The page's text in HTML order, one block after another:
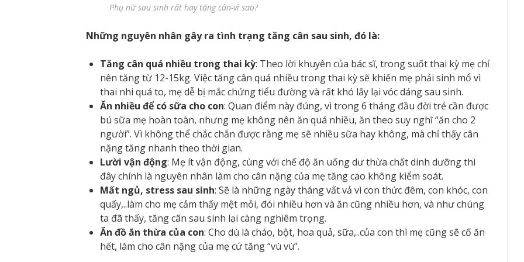
Phụ nữ sau sinh rất hay tăng cân-vì sao?
Những nguyên nhân gây ra tình trạng tăng cân sau sinh, đó là:
Tăng cân quá nhiều trong thai kỳ: Theo lời khuyên của bác sĩ, trong suốt thai kỳ mẹ chỉ
nên tăng từ 12-15kg. Việc tăng cân quá nhiều trong thai kỳ sẽ khiến mẹ phải sinh mổ vì
thai nhi quá to, mẹ dễ bị mắc chứng tiểu đường và rất khó lấy lại vóc dáng sau sinh.
Ăn nhiều để có sữa cho con: Quan điểm này đúng, vì trong 6 tháng đầu đời trẻ cần được
bú sữa mẹ hoàn toàn, nhưng mẹ không nên ăn quá nhiều, ăn theo suy nghĩ “ăn cho 2
người”. Vì không thể chắc chắn được rằng mẹ sẽ nhiều sữa hay không, mà chỉ thấy cân
nặng tăng nhanh theo thời gian.
Lười vận động: Mẹ ít vận động, cùng với chế độ ăn uống dư thừa chất dinh dưỡng thì
đây chính là nguyên nhân làm cho cân nặng của mẹ tăng cao không kiểm soát.
Mất ngủ, stress sau sinh: Sẽ là những ngày tháng vất vả vì con thức đêm, con khóc, con
quấy,..làm cho mẹ cảm thấy mệt mỏi, đói nhiều hơn và ăn cũng nhiều hơn, và như chúng
ta đã thấy, tăng cân sau sinh lại càng nghiêm trọng.
Ăn đồ ăn thừa của con: Cho dù là cháo, bột, hoa quả, sữa,..của con thì mẹ cũng sẽ cố ăn
hết, làm cho cân nặng của mẹ cứ tăng “vù vù”.